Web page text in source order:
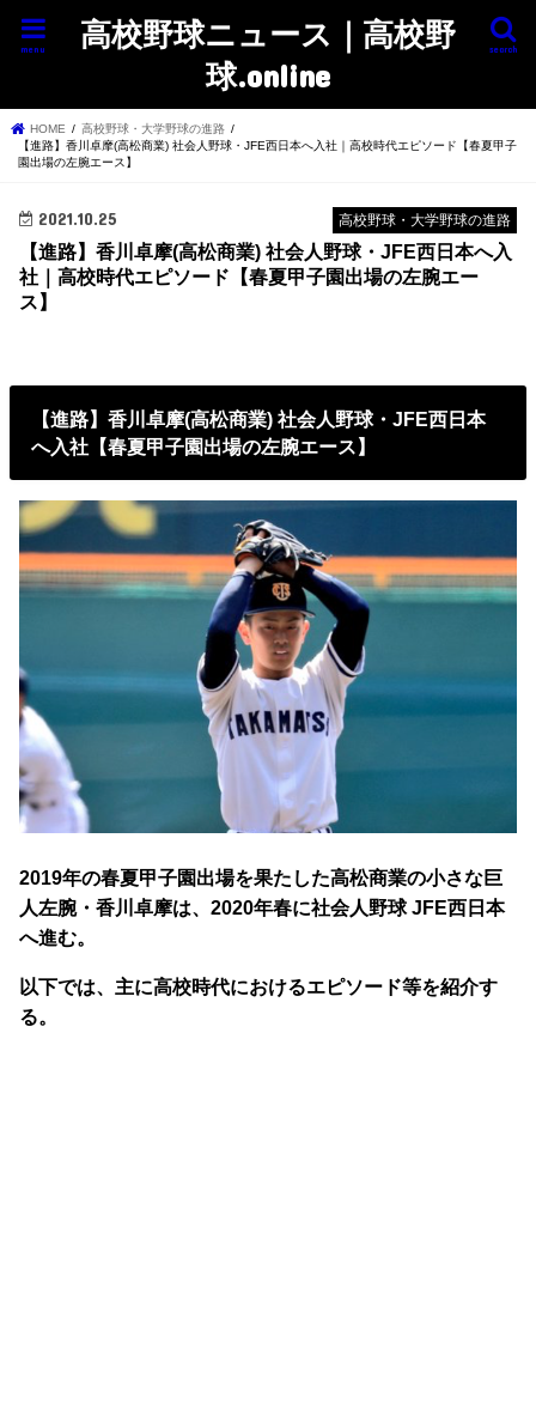
高校野球ニュース｜高校野
球.online
search
menu
HOME
高校野球・大学野球の進路
【進路】香川卓摩(高松商業) 社会人野球・JFE西日本へ入社｜高校時代エピソード【春夏甲子
園出場の左腕エース】
高校野球・大学野球の進路
2021.10.25
【進路】香川卓摩(高松商業) 社会人野球・JFE西日本へ入
社｜高校時代エピソード【春夏甲子園出場の左腕エー
ス】
【進路】香川卓摩(高松商業) 社会人野球・JFE西日本
へ入社【春夏甲子園出場の左腕エース】
2019年の春夏甲子園出場を果たした高松商業の小さな巨
人左腕・香川卓摩は、2020年春に社会人野球 JFE西日本
へ進む。
以下では、主に高校時代におけるエピソード等を紹介す
る。